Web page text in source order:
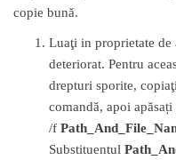
copie bună.
Luaţi in proprietate de
deteriorat. Pentru
drepturi sporite,
comandă, apoi
/f
Substituentul